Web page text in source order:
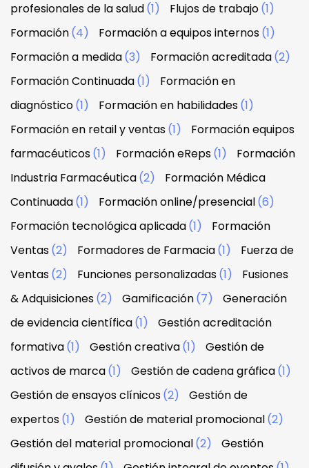
profesionales de la salud(1) Flujos de trabajo(1)
Formación(4) Formación a equipos internos(1)
Formación a medida(3) Formación acreditada(2)
Formación Continuada(1)
Formación en
diagnóstico(1) Formación en habilidades(1)
Formación en retail y ventas(1)
Formación equipos
farmacéuticos(1) Formación eReps(1)
Formación
Industria Farmacéutica(2)
Formación Médica
Continuada(1) Formación online/presencial(6)
Formación tecnológica aplicada(1)
Formación
Ventas(2) Formadores de Farmacia(1)
Fuerza de
Ventas(2) Funciones personalizadas(1)
Fusiones
& Adquisiciones(2) Gamificación(7)
Generación
de evidencia científica(1)
Gestión acreditación
formativa(1) Gestión creativa(1)
Gestión de
activos de marca(1) Gestión de cadena gráfica(1)
Gestión de ensayos clínicos(2)
Gestión de
expertos(1) Gestión de material promocional(2)
Gestión del material promocional(2)
Gestión